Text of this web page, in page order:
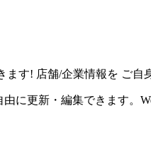
ます! 店舗/企業情報を ご自
に更新・編集できます。